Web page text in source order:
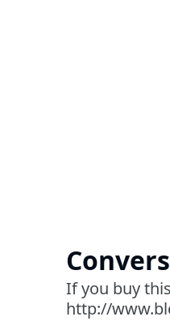
If you buy
http://